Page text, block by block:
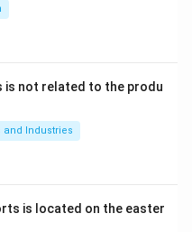
is not related to the produ
and Industries
is located on the easter